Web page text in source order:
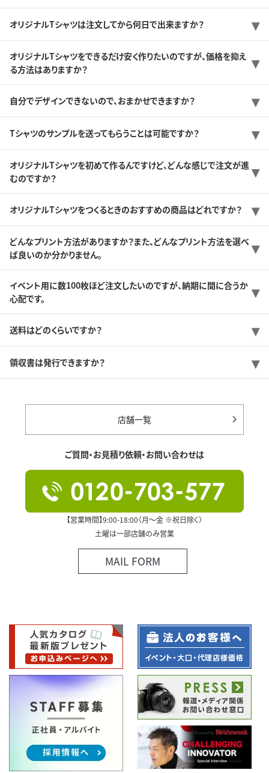
オリジナルTシャツは注文してから何日で出来ますか？
オリジナルTシャツをできるだけ安く作りたいのですが、価格を抑え
る方法はありますか？
自分でデザインできないので、おまかせできますか？
Tシャツのサンプルを送ってもらうことは可能ですか？
オリジナルTシャツを初めて作るんですけど、どんな感じで注文が進
むのですか？
オリジナルTシャツをつくるときのおすすめの商品はどれですか？
どんなプリント方法がありますか？また、どんなプリント方法を選べ
ば良いのか分かりません。
イベント用に数100枚ほど注文したいのですが、納期に間に合うか
心配です。
送料はどのくらいですか？
領収書は発行できますか？
店舗一覧
ご質問・お見積り依頼・お問い合わせは
【営業時間】9:00-18:00（月～金 ※祝日除く）
土曜は一部店舗のみ営業
MAIL FORM